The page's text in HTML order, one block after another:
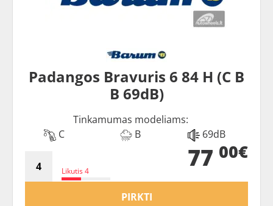
Padangos Bravuris 6 84 H (C B
B 69dB)
Tinkamumas modeliams:
C
B 69dB
Likutis 4 77 00€
PIRKTI